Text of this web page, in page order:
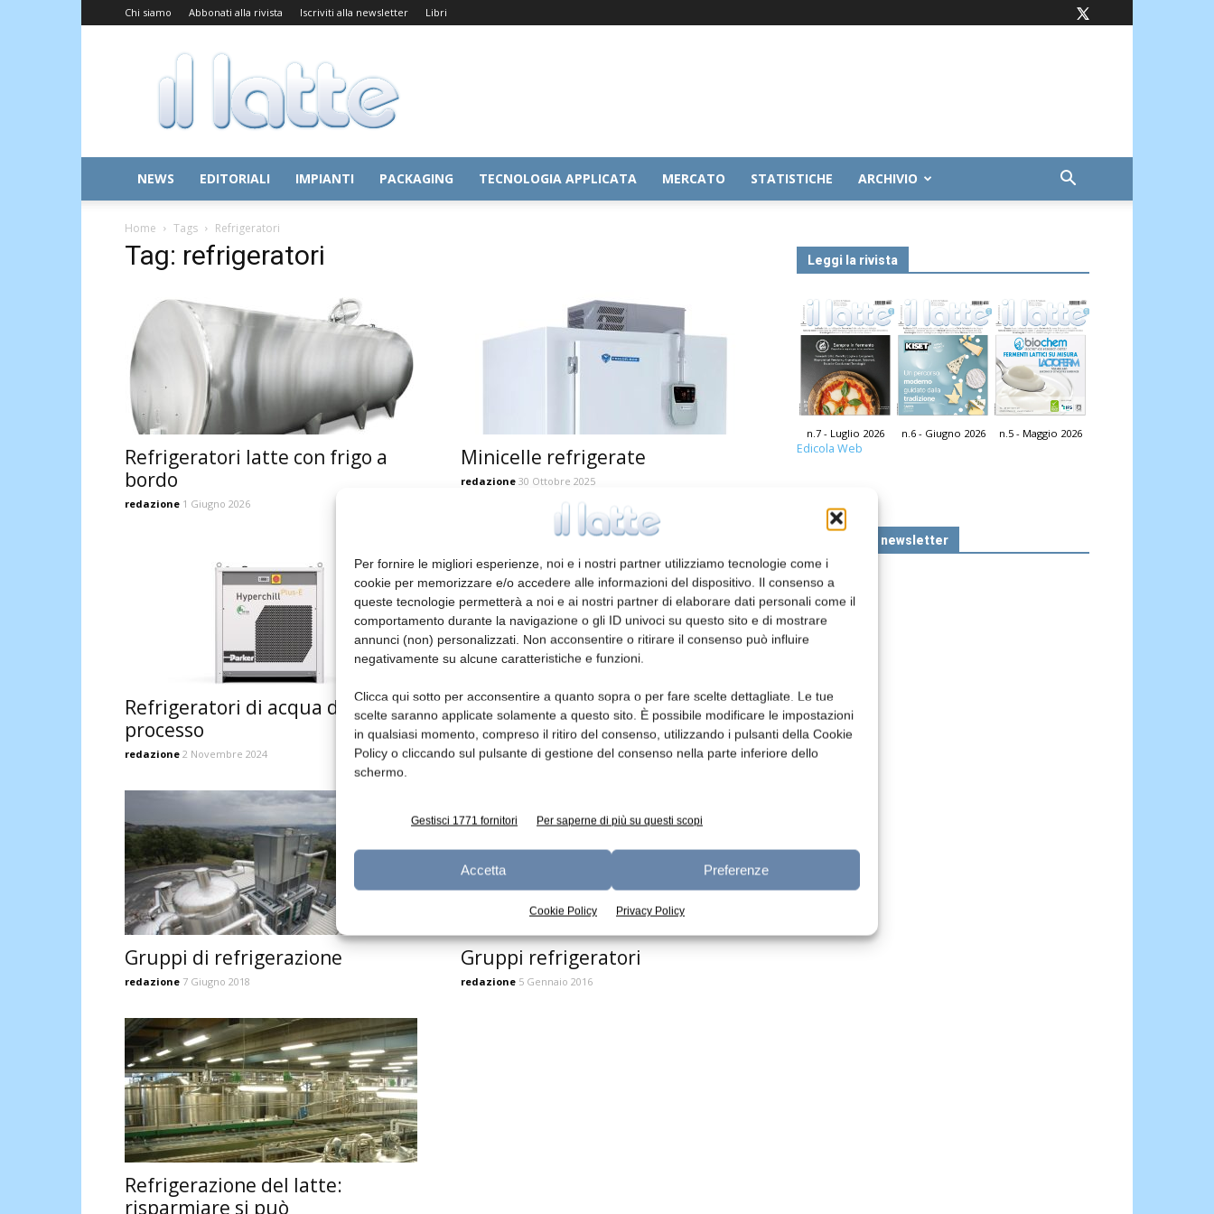
Per fornire le migliori esperienze, noi e i nostri partner utilizziamo tecnologie come i
cookie per memorizzare e/o accedere alle informazioni del dispositivo. Il consenso a
queste tecnologie permetterà a noi e ai nostri partner di elaborare dati personali come il
comportamento durante la navigazione o gli ID univoci su questo sito e di mostrare
annunci (non) personalizzati. Non acconsentire o ritirare il consenso può influire
negativamente su alcune caratteristiche e funzioni.
Clicca qui sotto per acconsentire a quanto sopra o per fare scelte dettagliate. Le tue
scelte saranno applicate solamente a questo sito. È possibile modificare le impostazioni
in qualsiasi momento, compreso il ritiro del consenso, utilizzando i pulsanti della Cookie
Policy o cliccando sul pulsante di gestione del consenso nella parte inferiore dello
schermo.
Gestisci 1771 fornitori Per saperne di più su questi scopi
Accetta Preferenze
Cookie Policy Privacy Policy
Chi siamo Abbonati alla rivista Iscriviti alla newsletter Libri
Il
Latte
NEWS EDITORIALI IMPIANTI PACKAGING TECNOLOGIA APPLICATA MERCATO STATISTICHE ARCHIVIO
Home Tags Refrigeratori
Tag: refrigeratori
Refrigeratori latte con frigo a
bordo
redazione 1 Giugno 2026
Minicelle refrigerate
redazione 30 Ottobre 2025
Refrigeratori di acqua di
processo
redazione 2 Novembre 2024
Refrigeratori industriali
modulari
redazione 29 Settembre 2023
Gruppi di refrigerazione
redazione 7 Giugno 2018
Gruppi refrigeratori
redazione 5 Gennaio 2016
Refrigerazione del latte:
risparmiare si può
Leggi la rivista
n.7 - Luglio 2026 n.6 - Giugno 2026 n.5 - Maggio 2026
Edicola Web
Iscriviti alla newsletter